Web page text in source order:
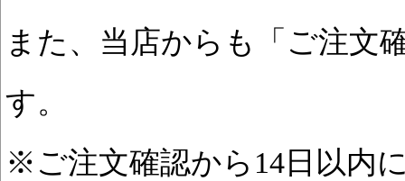
また、当店からも「ご注文
す。
※ご注文確認から14日以内